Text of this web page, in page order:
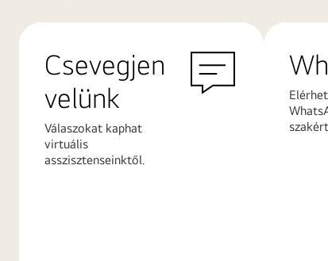
Csevegjen
velünk
Válaszokat kaphat
virtuális
asszisztenseinktől.